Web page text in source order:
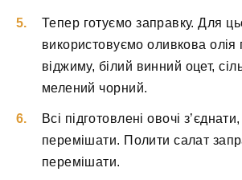
Тепер готуємо заправку. Для
використовуємо оливкова
віджиму, білий винний оцет,
мелений чорний.
Всі підготовлені овочі
перемішати. Полити салат
перемішати.